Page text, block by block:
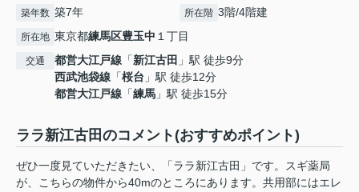
築年数 築7年 所在階 3階/4階建
所在地 東京都練馬区豊玉中 １丁目
交通 都営大江戸線 「新江古田 」駅 徒歩9分
西武池袋線 「桜台 」駅 徒歩12分
都営大江戸線 「練馬 」駅 徒歩15分
ララ新江古田のコメント(おすすめポイント)
ぜひ一度見ていただきたい、「ララ新江古田」です。スギ薬局
が、こちらの物件から40mのところにあります。共用部にはエレ